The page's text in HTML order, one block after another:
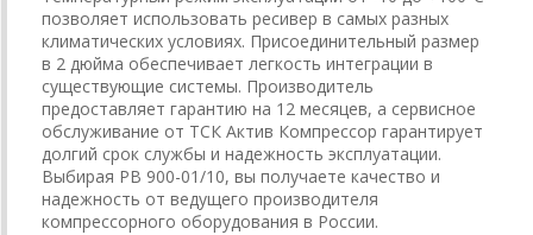
позволяет использовать ресивер в самых разных
климатических условиях. Присоединительный размер
в 2 дюйма обеспечивает легкость интеграции в
существующие системы. Производитель
предоставляет гарантию на 12 месяцев, а сервисное
обслуживание от ТСК Актив Компрессор гарантирует
долгий срок службы и надежность эксплуатации.
Выбирая РВ 900-01/10, вы получаете качество и
надежность от ведущего производителя
компрессорного оборудования в России.